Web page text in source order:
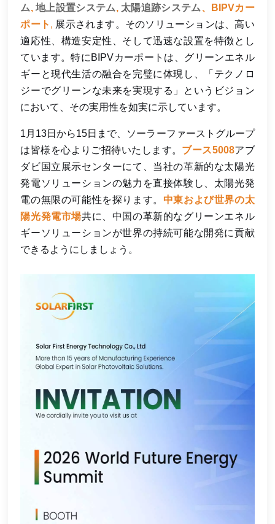
ム,地上設置システム, 太陽追跡システム、BIPVカー
ポート , 展示されます。そのソリューションは、高い
適応性、構造安定性、そして迅速な設置を特徴とし
ています。特にBIPVカーポートは、グリーンエネル
ギーと現代生活の融合を完璧に体現し、「テクノロ
ジーでグリーンな未来を実現する」というビジョン
において、その実用性を如実に示しています。
1月13日から15日まで、ソーラーファーストグループ
は皆様を心よりご招待いたします。 ブース5008アブ
ダビ国立展示センターにて、当社の革新的な太陽光
発電ソリューションの魅力を直接体験し、太陽光発
電の無限の可能性を探ります。 中東および世界の太
陽光発電市場共に、中国の革新的なグリーンエネル
ギーソリューションが世界の持続可能な開発に貢献
できるようにしましょう。